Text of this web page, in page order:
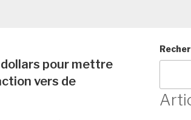
pour mettre
vers de